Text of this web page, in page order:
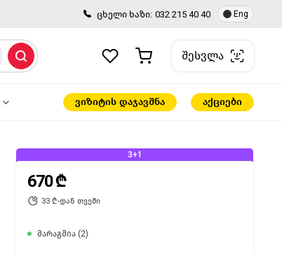
ცხელი ხაზი: 032 215 40 40 Eng
შესვლა
ვიზიტის დაჯავშნა აქციები
670 ₾
33 ₾-დან თვეში
მარაგშია (2)
3+1